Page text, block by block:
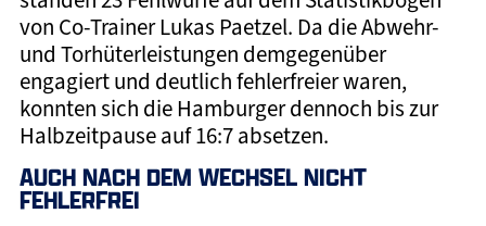
von Co-Trainer Lukas Paetzel. Da die Abwehr-
und Torhüterleistungen demgegenüber
engagiert und deutlich fehlerfreier waren,
konnten sich die Hamburger dennoch bis zur
Halbzeitpause auf 16:7 absetzen.
AUCH NACH DEM WECHSEL NICHT
FEHLERFREI